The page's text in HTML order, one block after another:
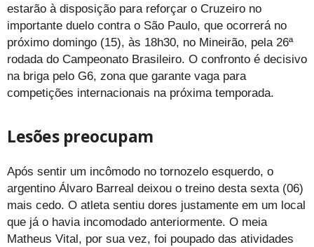
estarão à disposição para reforçar o Cruzeiro no
importante duelo contra o São Paulo, que ocorrerá no
próximo domingo (15), às 18h30, no Mineirão, pela 26ª
rodada do Campeonato Brasileiro. O confronto é decisivo
na briga pelo G6, zona que garante vaga para
competições internacionais na próxima temporada.
Lesões preocupam
Após sentir um incômodo no tornozelo esquerdo, o
argentino Álvaro Barreal deixou o treino desta sexta (06)
mais cedo. O atleta sentiu dores justamente em um local
que já o havia incomodado anteriormente. O meia
Matheus Vital, por sua vez, foi poupado das atividades